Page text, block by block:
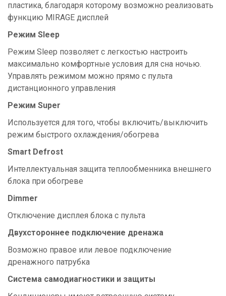
пластика, благодаря которому возможно реализовать
функцию MIRAGE дисплей
Режим Sleep
Режим Sleep позволяет с легкостью настроить
максимально комфортные условия для сна ночью.
Управлять режимом можно прямо с пульта
дистанционного управления
Режим Super
Используется для того, чтобы включить/выключить
режим быстрого охлаждения/обогрева
Smart Defrost
Интеллектуальная защита теплообменника внешнего
блока при обогреве
Dimmer
Отключение дисплея блока с пульта
Двухстороннее подключение дренажа
Возможно правое или левое подключение
дренажного патрубка
Система самодиагностики и защиты